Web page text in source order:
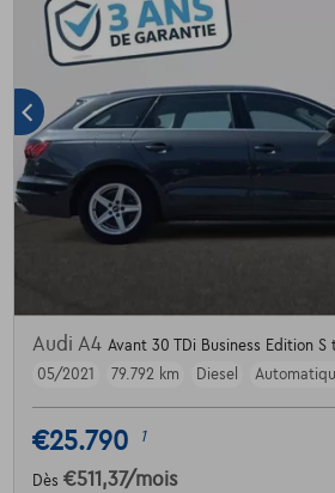
Audi A4 Avant 30 TDi Business Edition S
05/2021
79.792 km Diesel
€25.790 1
Dès €511,37/mois